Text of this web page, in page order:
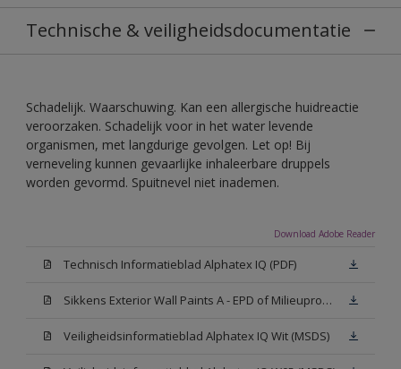
Technische & veiligheidsdocumentatie
Schadelijk. Waarschuwing. Kan een allergische huidreactie
veroorzaken. Schadelijk voor in het water levende
organismen, met langdurige gevolgen. Let op! Bij
verneveling kunnen gevaarlijke inhaleerbare druppels
worden gevormd. Spuitnevel niet inademen.
Download Adobe Reader
Technisch Informatieblad Alphatex IQ (PDF)
Sikkens Exterior Wall Paints A - EPD of Milieuproductverklaring
Veiligheidsinformatieblad Alphatex IQ Wit (MSDS)